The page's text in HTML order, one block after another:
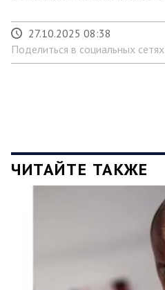
27.10.2025 08:38
Поделиться в социальных сетях
ЧИТАЙТЕ ТАКЖЕ